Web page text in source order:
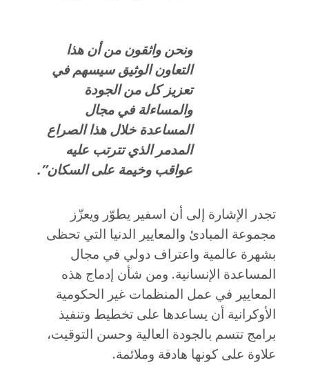
ونحن واثقون من أن هذا
التعاون الوثيق سيسهم في
تعزيز كل من الجودة
والمساءلة في مجال
المساعدة خلال هذا الصراع
المدمر الذي تترتب عليه
عواقب وخيمة على السكان”.
تجدر الإشارة إلى أن اسفير يطوّر ويعزّز
مجموعة المبادئ والمعايير الدنيا التي تحظى
بشهرة عالمية واعتراف دولي في مجال
المساعدة الإنسانية. ومن شأن إدماج هذه
المعايير في عمل المنظمات غير الحكومية
الأوكرانية أن يساعدها على تخطيط وتنفيذ
برامج تتسم بالجودة العالية وحسن التوقيت،
علاوة على كونها هادفة وملائمة.